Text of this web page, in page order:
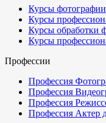
Курсы
Курсы
Курсы обработки
Курсы
Профессии
Профессия
Профессия
Профессия
Профессия Актер